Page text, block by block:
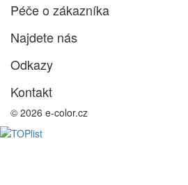
Péče o zákazníka
Najdete nás
Odkazy
Kontakt
© 2026 e-color.cz